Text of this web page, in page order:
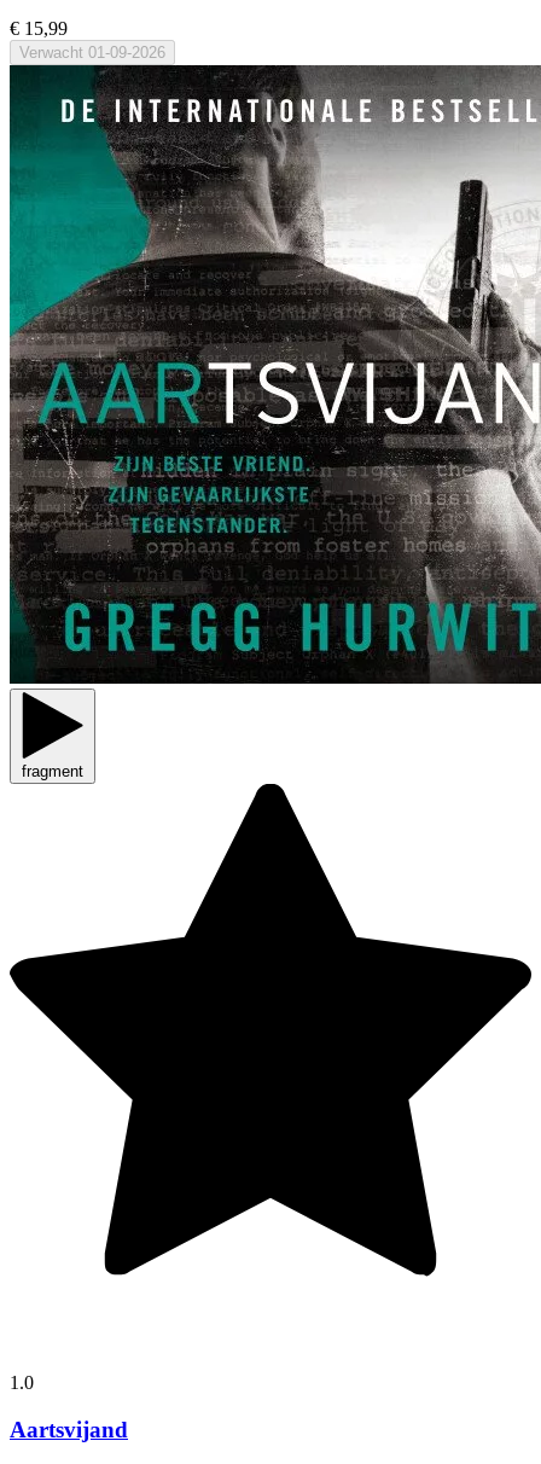
€ 15,99
Verwacht 01-09-2026
fragment
1.0
Aartsvijand